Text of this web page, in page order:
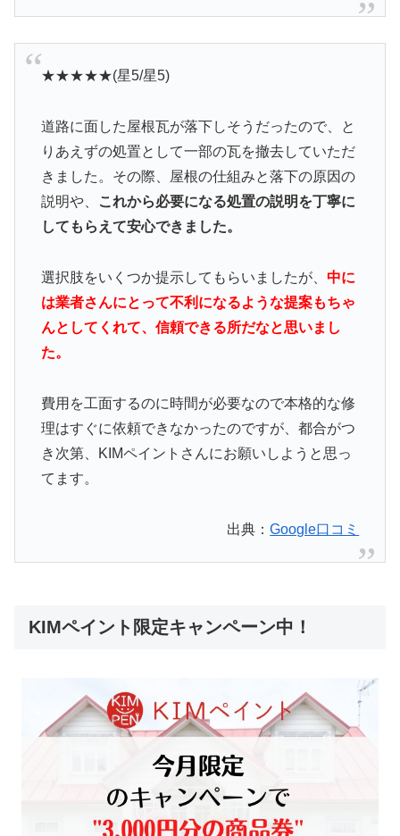
★★★★★(星5/星5)
道路に面した屋根瓦が落下しそうだったので、と
りあえずの処置として一部の瓦を撤去していただ
きました。その際、屋根の仕組みと落下の原因の
説明や、
これから必要になる処置の説明を丁寧に
してもらえて安心できました。
選択肢をいくつか提示してもらいましたが、 中に
は業者さんにとって不利になるような提案もちゃ
んとしてくれて、信頼できる所だなと思いまし
た。
費用を工面するのに時間が必要なので本格的な修
理はすぐに依頼できなかったのですが、都合がつ
き次第、KIMペイントさんにお願いしようと思っ
てます。
出典：Google口コミ
KIMペイント限定キャンペーン中！